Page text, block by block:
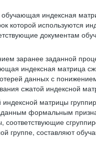
индексная
которой используются
документам
заранее заданной
индексная матрица
данных с
сжатой индексной
индексной матрицы
формальным
соответствующие
группе, составляют